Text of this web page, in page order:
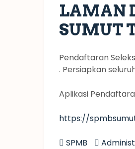
LAMAN
SUMUT
Pendaftaran
. Persiapkan
Aplikasi
https://
SPMB